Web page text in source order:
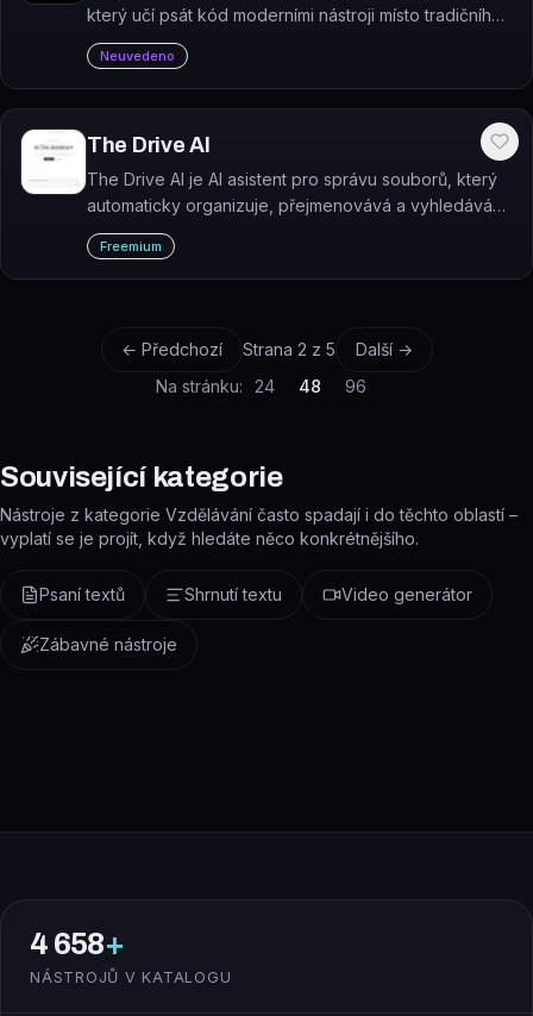
který učí psát kód moderními nástroji místo tradičního
přístupu.
Neuvedeno
The Drive AI
The Drive AI je AI asistent pro správu souborů, který
automaticky organizuje, přejmenovává a vyhledává
dokumenty a umožňuje vytvářet a sdílet soubory
pomocí příkazů v přirozeném jazyce.
Freemium
← Předchozí Strana 2 z 5
Další →
Na stránku:
24 48 96
Související kategorie
Nástroje z kategorie Vzdělávání často spadají i do těchto oblastí –
vyplatí se je projít, když hledáte něco konkrétnějšího.
Psaní textů Shrnutí textu Video generátor
Zábavné nástroje
4 658+
NÁSTROJŮ V KATALOGU